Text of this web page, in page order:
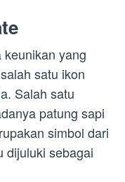
yang
satu ikon
Salah satu
patung sapi
simbol dari
dijuluki sebagai